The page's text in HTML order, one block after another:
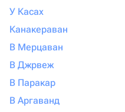
У Касах
Канакераван
В Мерцаван
В Джрвеж
В Паракар
В Аргаванд